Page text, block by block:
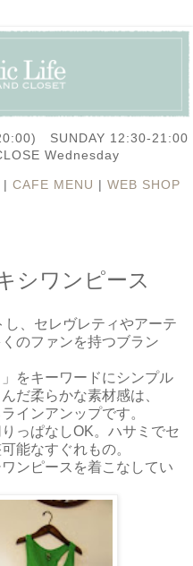
SUNDAY 12:30-21:00
Wednesday
| CAFE MENU | WEB SHOP
シワンピース
、セレヴレティやアーテ
のファンを持つブラン
をキーワードにシンプル
だ柔らかな素材感は、
インアンップです。
っぱなしOK。ハサミでセ
能なすぐれもの。
ンピースを着こなしてい